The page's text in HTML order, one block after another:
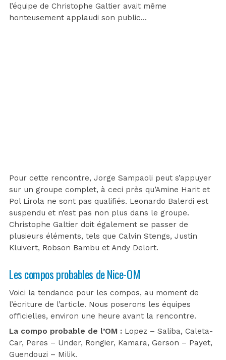
l’équipe de Christophe Galtier avait même
honteusement applaudi son public…
Pour cette rencontre, Jorge Sampaoli peut s’appuyer
sur un groupe complet, à ceci près qu’Amine Harit et
Pol Lirola ne sont pas qualifiés. Leonardo Balerdi est
suspendu et n’est pas non plus dans le groupe.
Christophe Galtier doit également se passer de
plusieurs éléments, tels que Calvin Stengs, Justin
Kluivert, Robson Bambu et Andy Delort.
Les compos probables de Nice-OM
Voici la tendance pour les compos, au moment de
l’écriture de l’article. Nous poserons les équipes
officielles, environ une heure avant la rencontre.
La compo probable de l’OM : Lopez – Saliba, Caleta-
Car, Peres – Under, Rongier, Kamara, Gerson – Payet,
Guendouzi – Milik.